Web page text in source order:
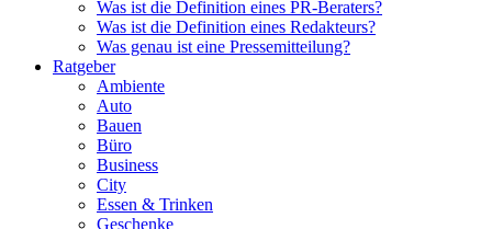
Was ist die Definition eines PR-Beraters?
Was ist die Definition eines Redakteurs?
Was genau ist eine Pressemitteilung?
Ratgeber
Ambiente
Auto
Bauen
Büro
Business
City
Essen & Trinken
Geschenke